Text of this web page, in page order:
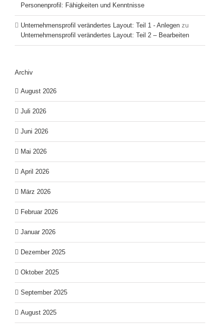
Personenprofil: Fähigkeiten und Kenntnisse
Unternehmensprofil verändertes Layout: Teil 1 - Anlegen zu
Unternehmensprofil verändertes Layout: Teil 2 – Bearbeiten
Archiv
August 2026
Juli 2026
Juni 2026
Mai 2026
April 2026
März 2026
Februar 2026
Januar 2026
Dezember 2025
Oktober 2025
September 2025
August 2025